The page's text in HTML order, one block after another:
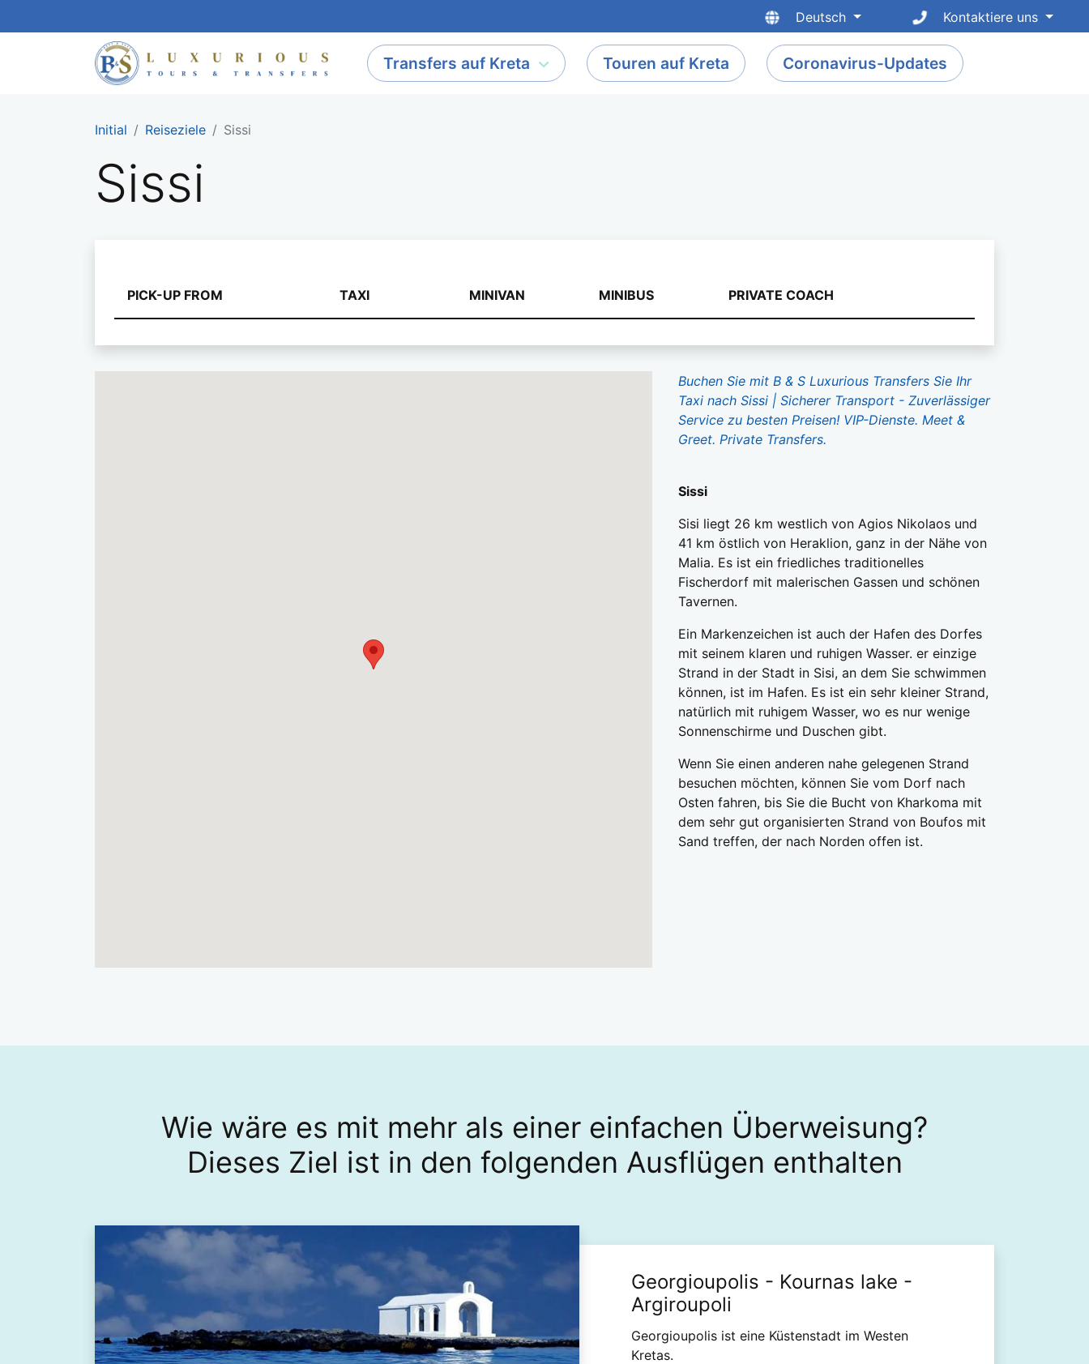
Deutsch Kontaktiere uns
Transfers auf Kreta Touren auf Kreta Coronavirus-Updates
Initial Reiseziele Sissi
Sissi
Preise für Transfers nach Sissi mit Taxi, Minivan oder Minibus
PICK-UP FROM TAXI MINIVAN MINIBUS PRIVATE COACH
Buchen Sie mit B & S Luxurious Transfers Sie Ihr
Taxi nach Sissi | Sicherer Transport - Zuverlässiger
Service zu besten Preisen! VIP-Dienste. Meet &
Greet. Private Transfers.
Sissi
Sisi liegt 26 km westlich von Agios Nikolaos und
41 km östlich von Heraklion, ganz in der Nähe von
Malia. Es ist ein friedliches traditionelles
Fischerdorf mit malerischen Gassen und schönen
Tavernen.
Ein Markenzeichen ist auch der Hafen des Dorfes
mit seinem klaren und ruhigen Wasser. er einzige
Strand in der Stadt in Sisi, an dem Sie schwimmen
können, ist im Hafen. Es ist ein sehr kleiner Strand,
natürlich mit ruhigem Wasser, wo es nur wenige
Sonnenschirme und Duschen gibt.
Wenn Sie einen anderen nahe gelegenen Strand
besuchen möchten, können Sie vom Dorf nach
Osten fahren, bis Sie die Bucht von Kharkoma mit
dem sehr gut organisierten Strand von Boufos mit
Sand treffen, der nach Norden offen ist.
Wie wäre es mit mehr als einer einfachen Überweisung?
Dieses Ziel ist in den folgenden Ausflügen enthalten
Georgioupolis - Kournas lake -
Argiroupoli
Georgioupolis ist eine Küstenstadt im Westen
Kretas.